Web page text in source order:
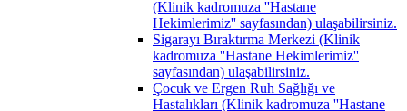
(Klinik kadromuza ''Hastane
Hekimlerimiz'' sayfasından) ulaşabilirsiniz.
Sigarayı Bıraktırma Merkezi (Klinik
kadromuza ''Hastane Hekimlerimiz''
sayfasından) ulaşabilirsiniz.
Çocuk ve Ergen Ruh Sağlığı ve
Hastalıkları (Klinik kadromuza ''Hastane